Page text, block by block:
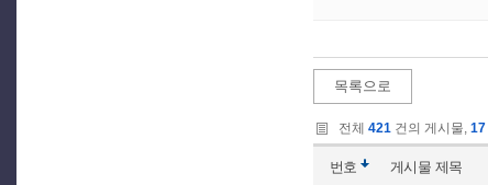
목록으로
전체 421 건의 게시물, 17
번호 게시물 제목